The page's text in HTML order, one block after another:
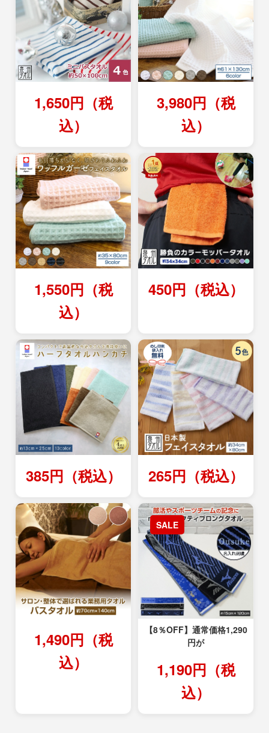
1,650円（税
込）
3,980円（税
込）
1,550円（税
込）
450円（税込）
385円（税込） 265円（税込）
1,490円（税
込）
SALE
【8％OFF】通常価格1,290
円が
1,190円（税
込）